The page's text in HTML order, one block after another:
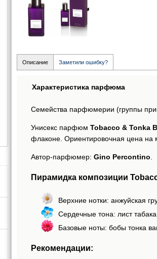
Описание Заметили ошибку?
Характеристика парфюма
Семейства парфюмерии (группы
Унисекс парфюм Tobacco & Tonka
флаконе. Ориентировочная цена на
Автор-парфюмер: Gino Percontino
Пирамидка композиции
Верхние нотки: анжуйская
Сердечные тона: лист
Базовые ноты: бобы тонка
Рекомендации: